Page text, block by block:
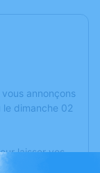
annonçons
le dimanche 02
laisser vos
une